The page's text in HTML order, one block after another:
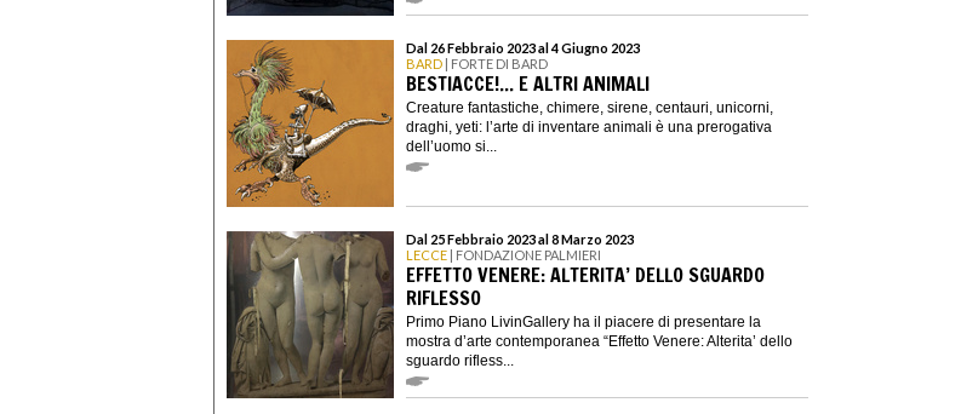
Dal 26 Febbraio 2023 al 4 Giugno 2023
BARD | FORTE DI BARD
BESTIACCE!... E ALTRI ANIMALI
Creature fantastiche, chimere, sirene, centauri, unicorni,
draghi, yeti: l’arte di inventare animali è una prerogativa
dell’uomo si...
Dal 25 Febbraio 2023 al 8 Marzo 2023
LECCE | FONDAZIONE PALMIERI
EFFETTO VENERE: ALTERITA’ DELLO SGUARDO
RIFLESSO
Primo Piano LivinGallery ha il piacere di presentare la
mostra d’arte contemporanea “Effetto Venere: Alterita’ dello
sguardo rifless...